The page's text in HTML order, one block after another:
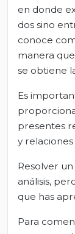
en donde
dos sino
conoce
manera
se obtiene
Es
presentes
y
Resolver
análisis,
que has
Para